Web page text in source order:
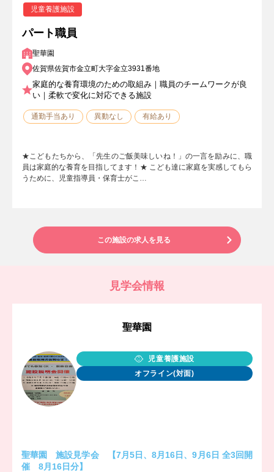
児童養護施設
パート職員
聖華園
佐賀県佐賀市金立町大字金立3931番地
家庭的な養育環境のための取組み｜職員のチームワークが良
い｜柔軟で変化に対応できる施設
通勤手当あり 異動なし 有給あり
★こどもたちから、「先生のご飯美味しいね！」の一言を励みに、職
員は家庭的な養育を目指してます！★ こども達に家庭を実感してもら
うために、児童指導員・保育士がこ…
この施設の求人を見る
見学会情報
聖華園
児童養護施設
オフライン(対面)
聖華園 施設見学会 【7月5日、8月16日、9月6日 全3回開
催 8月16日分】